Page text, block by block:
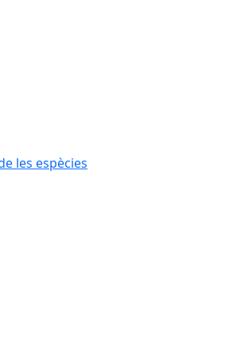
espècies